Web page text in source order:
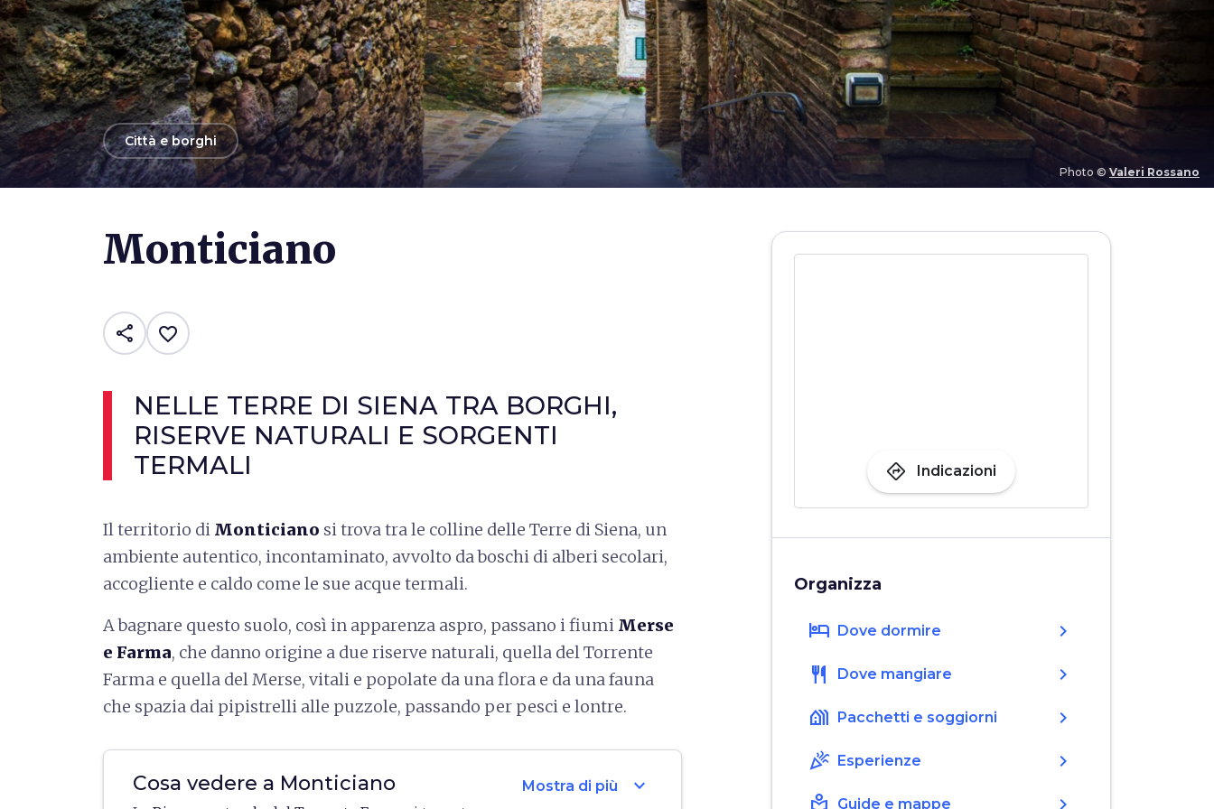
Photo © Valeri Rossano
arrow_backCittà e borghi
Monticiano
share favorite_border
NELLE TERRE DI SIENA TRA BORGHI,
RISERVE NATURALI E SORGENTI
TERMALI
Il territorio di Monticiano si trova tra le colline delle Terre di Siena, un
ambiente autentico, incontaminato, avvolto da boschi di alberi secolari,
accogliente e caldo come le sue acque termali.
A bagnare questo suolo, così in apparenza aspro, passano i fiumi Merse
e Farma, che danno origine a due riserve naturali, quella del Torrente
Farma e quella del Merse, vitali e popolate da una flora e da una fauna
che spazia dai pipistrelli alle puzzole, passando per pesci e lontre.
Cosa vedere a Monticiano Mostra di più expand_more
directions Indicazioni
Organizza
hotel Dove dormire chevron_right
restaurant Dove mangiare chevron_right
holiday_village Pacchetti e soggiorni chevron_right
celebration Esperienze chevron_right
Guide e mappe chevron_right